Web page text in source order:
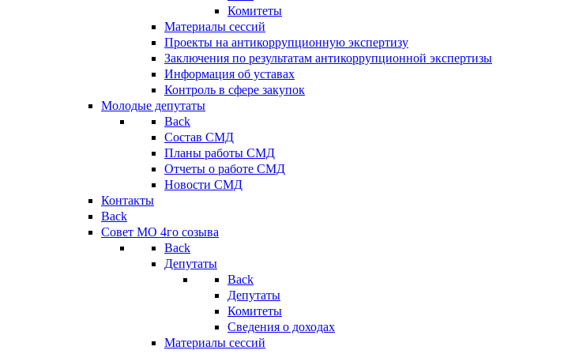
Комитеты
Материалы сессий
Проекты на антикоррупционную экспертизу
Заключения по результатам антикоррупционной экспертизы
Информация об уставах
Контроль в сфере закупок
Молодые депутаты
Back
Состав СМД
Планы работы СМД
Отчеты о работе СМД
Новости СМД
Контакты
Back
Совет МО 4го созыва
Back
Депутаты
Back
Депутаты
Комитеты
Сведения о доходах
Материалы сессий